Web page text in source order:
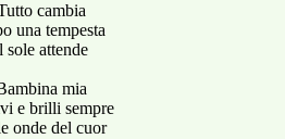
cambia
una tempesta
sole attende
mia
e brilli sempre
onde del cuor